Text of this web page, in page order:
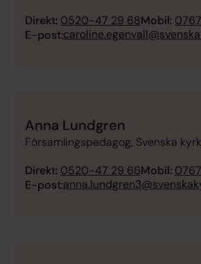
Direkt: 0520-47 29 68Mobil:
E-post:
Anna Lundgren
Församlingspedagog, Svenska
Direkt: 0520-47 29 66Mobil:
E-post: